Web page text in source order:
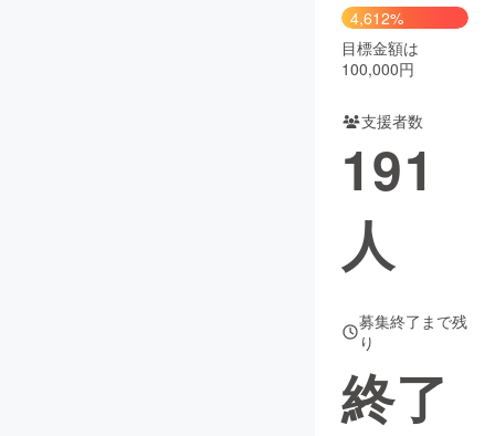
CAMPFIRE Creation
コミュニティ
4,612%
目標金額は
100,000円
支援者数
191
人
募集終了まで残
り
終了